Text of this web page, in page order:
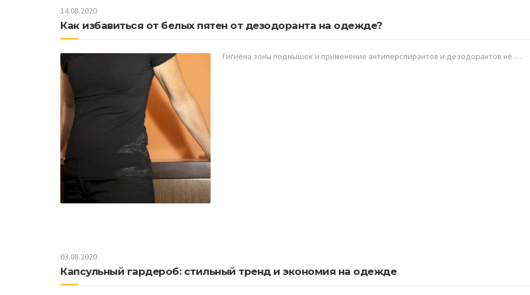
14.08.2020
Как избавиться от белых пятен от дезодоранта на одежде?
Гигиена зоны подмышек и применение антиперспирантов и дезодорантов не …
03.08.2020
Капсульный гардероб: стильный тренд и экономия на одежде